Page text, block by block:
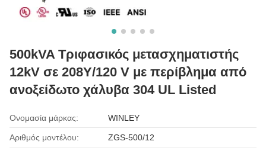
500kVA Τριφασικός μετασχηματιστής
12kV σε 208Y/120 V με περίβλημα από
ανοξείδωτο χάλυβα 304 UL Listed
Ονομασία μάρκας: WINLEY
Αριθμός μοντέλου: ZGS-500/12